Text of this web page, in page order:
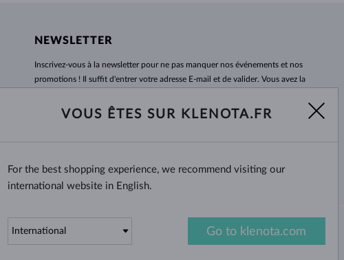
NEWSLETTER
Inscrivez-vous àla newsletter pour ne pas manquer nos événements et nos
promotions ! Il suffit d'entrer votre adresse E-mail et de valider. Vous avez la
impatience.
Oui, je veux recevoir desnouvelles intéressantes par e-mail.
VOUS ÊTES SUR KLENOTA.FR
For the best shopping experience, we recommend visiting our
international website in English.
Go to klenota.com